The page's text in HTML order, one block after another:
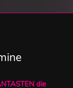
die